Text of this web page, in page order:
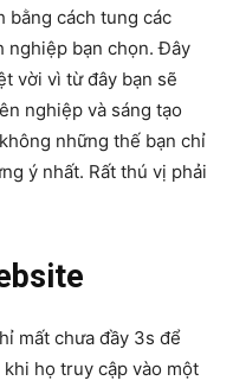
bằng cách tung các
nghiệp bạn chọn. Đây
vời vì từ đây bạn sẽ
nghiệp và sáng tạo
những thế bạn chỉ
ý nhất. Rất thú vị phải
mất chưa đầy 3s để
họ truy cập vào một